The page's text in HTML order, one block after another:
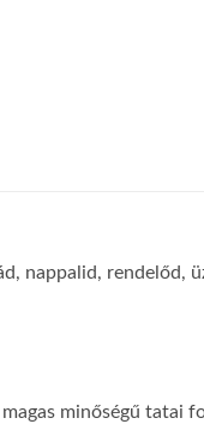
nappalid, rendelőd,
minőségű tatai